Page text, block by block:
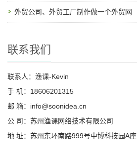
外贸公司、外贸工厂制作做一个外贸网
联系我们
联系人：渔课-Kevin
手 机：18606201315
邮 箱：info@soonidea.cn
公 司：苏州渔课网络技术有限公司
地 址：苏州东环南路999号中博科技园A座